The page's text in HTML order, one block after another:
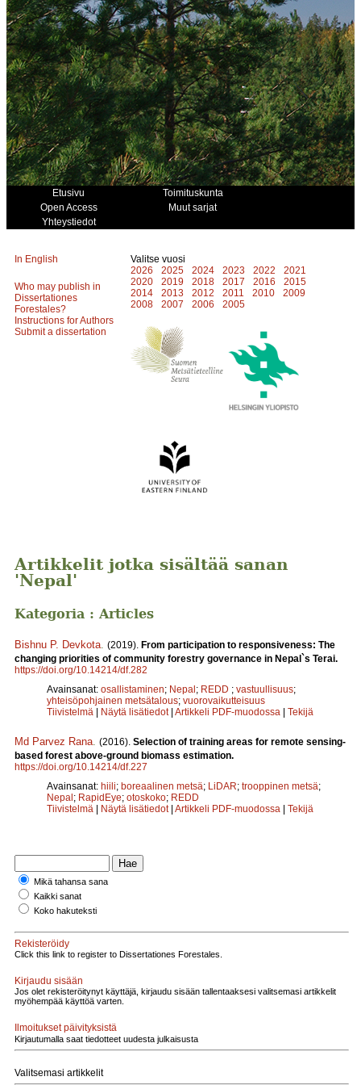
Etusivu
Toimituskunta
Open Access
Muut sarjat
Yhteystiedot
In English
Who may publish in
Dissertationes
Forestales?
Instructions for Authors
Submit a dissertation
Valitse vuosi
2026
2025 2024 2023 2022
2021
2020
2019 2018 2017 2016
2015
2014
2013 2012 2011 2010
2009
2008
2007 2006 2005
Artikkelit jotka sisältää sanan
'Nepal'
Kategoria : Articles
Bishnu P. Devkota (2019). From participation to responsiveness: The
changing priorities of community forestry governance in Nepal`s Terai.
https://doi.org/10.14214/df.282
Avainsanat: osallistaminen; Nepal; REDD ; vastuullisuus;
yhteisöpohjainen metsätalous; vuorovaikutteisuus
Tiivistelmä | Näytä lisätiedot | Artikkeli PDF-muodossa | Tekijä
Md Parvez Rana (2016). Selection of training areas for remote sensing-
based forest above-ground biomass estimation.
https://doi.org/10.14214/df.227
Avainsanat: hiili; boreaalinen metsä; LiDAR; trooppinen metsä;
Nepal; RapidEye; otoskoko; REDD
Tiivistelmä | Näytä lisätiedot | Artikkeli PDF-muodossa | Tekijä
Mikä tahansa sana
Kaikki sanat
Koko hakuteksti
Rekisteröidy
Click this link to register to Dissertationes Forestales.
Kirjaudu sisään
Jos olet rekisteröitynyt käyttäjä, kirjaudu sisään tallentaaksesi valitsemasi artikkelit
myöhempää käyttöä varten.
Ilmoitukset päivityksistä
Kirjautumalla saat tiedotteet uudesta julkaisusta
Valitsemasi artikkelit